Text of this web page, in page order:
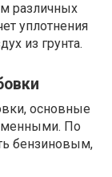
различных
уплотнения
из грунта.
основные
По
бензиновым,